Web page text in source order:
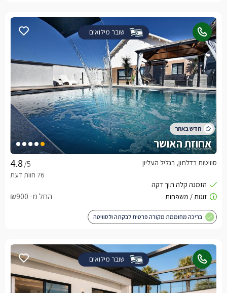
שובר מילואים
אחוזת האושר
/5 סוויטות בדלתון, בגליל העליון
החל מ- ₪900
בריכה מחוממת מקורה פרטית לבקתה ולסוויטה
שובר מילואים